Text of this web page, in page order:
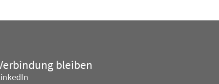
bleiben